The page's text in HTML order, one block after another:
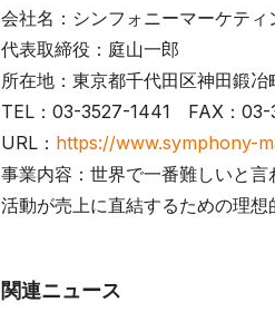
会社名：シンフォニーマーケティ
代表取締役：庭山一郎
所在地：東京都千代田区神田鍛
TEL：03-3527-1441 FAX：03-
URL： https://www.symphony-
事業内容：世界で一番難しいと
活動が売上に直結するための理想
関連ニュース